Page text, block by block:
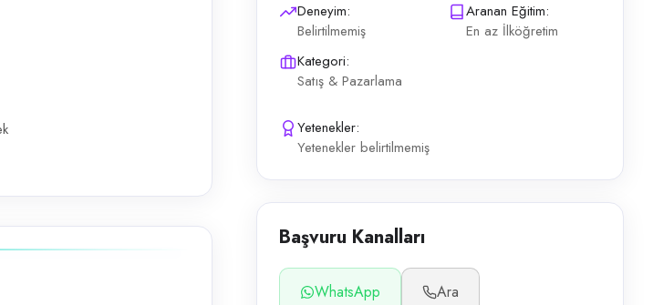
Deneyim:
Belirtilmemiş
Aranan Eğitim:
En az İlköğretim
Kategori:
Satış & Pazarlama
Yetenekler:
Yetenekler belirtilmemiş
Başvuru Kanalları
WhatsApp Ara